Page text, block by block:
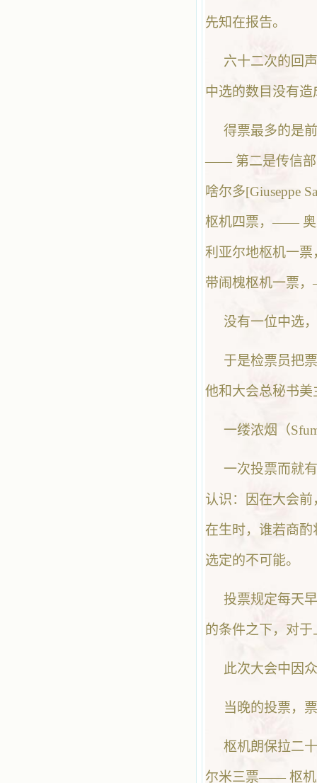
先知在报告。
六十二次的回
中选的数目没有造
得票最多的是
—— 第二是传信部
啥尔多[Giuseppe
枢机四票，——
利亚尔地枢机一
带闹槐枢机一票
没有一位中选
于是检票员把
他和大会总秘书
一缕浓烟（
一次投票而就
认识：因在大会
在生时，谁若商
选定的不可能。
投票规定每天
的条件之下，对
此次大会中因
当晚的投票，
枢机朗保拉二
尔米三票—— 枢